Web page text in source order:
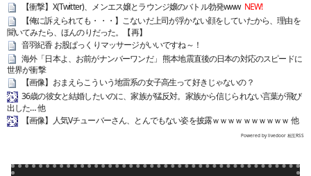
【衝撃】X(Twitter)、メンエス嬢とラウンジ嬢のバトル勃発www NEW!
【俺に訴えられても・・・】こないだ上司が浮かない顔をしていたから、理由を
聞いてみたら、ほんのりだった。【再】
音羽紀香 お股ぱっくりマッサージがいいですね～！
海外「日本よ、お前がナンバーワンだ」 熊本地震直後の日本の対応のスピードに
世界が衝撃
【画像】おまえらこういう地雷系の女子高生って好きじゃないの？
36歳の彼女と結婚したいのに、家族が猛反対。家族から信じられない言葉が飛び
出した… 他
【画像】人気Vチューバーさん、とんでもない姿を披露ｗｗｗｗｗｗｗｗｗｗ 他
Powered by livedoor 相互RSS